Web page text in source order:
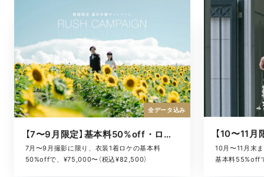
【7〜9月限定】基本料50%off・ロケキャンペーン
7月〜9月撮影に限り、衣装1着ロケの基本料
50%offで、¥75,000〜（税込¥82,500）
全データ込み
10月〜11月末
基本料55%off